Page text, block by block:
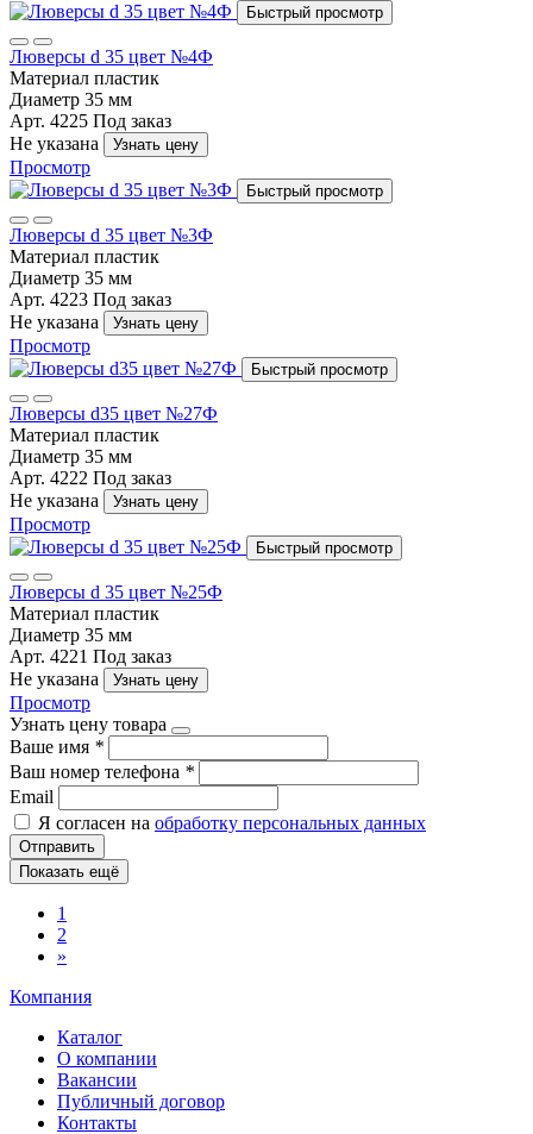
Быстрый просмотр
Люверсы d 35 цвет №4Ф
Материал пластик
Диаметр 35 мм
Арт. 4225 Под заказ
Не указана
Узнать цену
Просмотр
Быстрый просмотр
Люверсы d 35 цвет №3Ф
Материал пластик
Диаметр 35 мм
Арт. 4223 Под заказ
Не указана
Узнать цену
Просмотр
Быстрый просмотр
Люверсы d35 цвет №27Ф
Материал пластик
Диаметр 35 мм
Арт. 4222 Под заказ
Не указана
Узнать цену
Просмотр
Быстрый просмотр
Люверсы d 35 цвет №25Ф
Материал пластик
Диаметр 35 мм
Арт. 4221 Под заказ
Не указана
Узнать цену
Просмотр
Узнать цену товара
Ваше имя *
Ваш номер телефона *
Email
Я согласен на обработку персональных данных
Отправить
Показать ещё
1
2
»
Компания
Каталог
О компании
Вакансии
Публичный договор
Контакты